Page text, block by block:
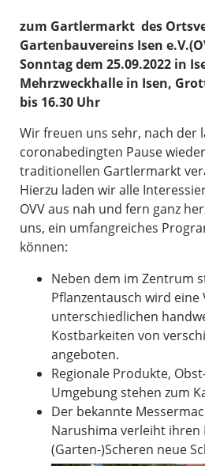
zum Gartlermarkt des
Gartenbauvereins Isen
Sonntag dem 25.09.2022 in
Mehrzweckhalle in Isen,
bis 16.30 Uhr
Wir freuen uns sehr, nach der
coronabedingten Pause
traditionellen Gartlermarkt
Hierzu laden wir alle
OVV aus nah und fern ganz
uns, ein umfangreiches
können:
Neben dem im Zentrum
Pflanzentausch wird eine
unterschiedlichen
Kostbarkeiten von
angeboten.
Regionale Produkte,
Umgebung stehen zum
Der bekannte
Narushima verleiht ihren
(Garten-)Scheren neue